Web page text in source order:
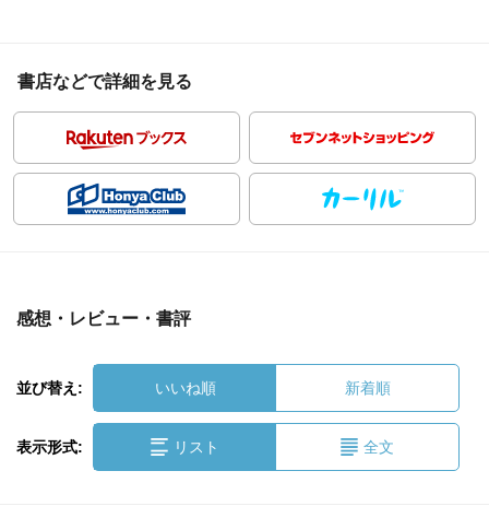
書店などで詳細を見る
感想・レビュー・書評
並び替え: いいね順 新着順
表示形式: リスト 全文